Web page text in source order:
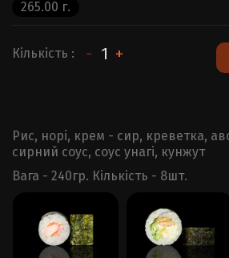
265.00 г.
Кількість : - +
Рис, норі, крем - сир, креветка,
сирний соус, соус унагі, кунжут
Вага - 240гр. Кількість - 8шт.